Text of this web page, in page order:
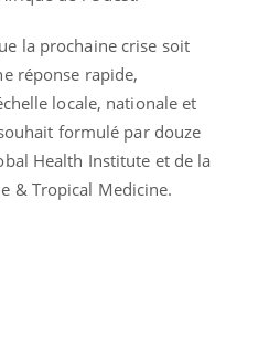
la prochaine crise soit
réponse rapide,
locale, nationale et
formulé par douze
Health Institute et de la
& Tropical Medicine.